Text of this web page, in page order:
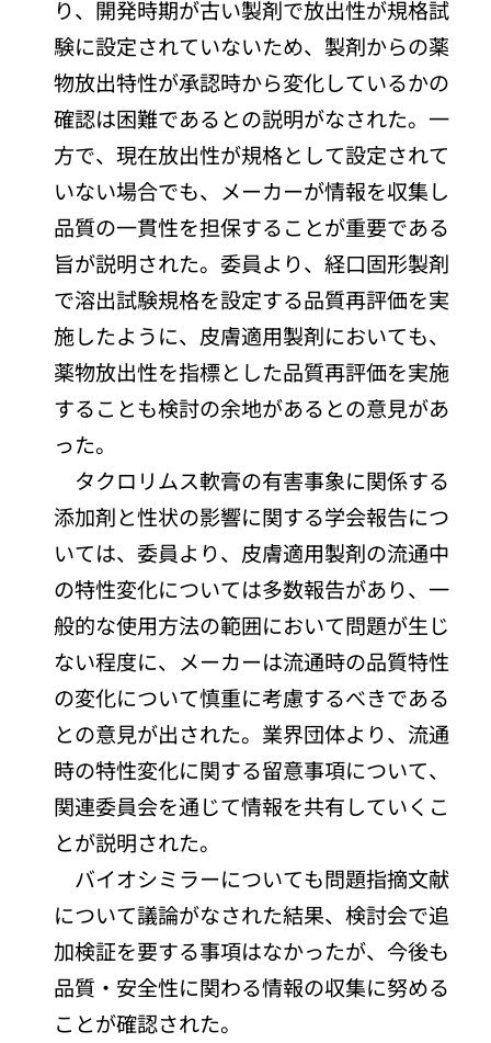
り、開発時期が古い製剤で放出性が規格試
験に設定されていないため、製剤からの薬
物放出特性が承認時から変化しているかの
確認は困難であるとの説明がなされた。一
方で、現在放出性が規格として設定されて
いない場合でも、メーカーが情報を収集し
品質の一貫性を担保することが重要である
旨が説明された。委員より、経口固形製剤
で溶出試験規格を設定する品質再評価を実
施したように、皮膚適用製剤においても、
薬物放出性を指標とした品質再評価を実施
することも検討の余地があるとの意見があ
った。
タクロリムス軟膏の有害事象に関係する
添加剤と性状の影響に関する学会報告につ
いては、委員より、皮膚適用製剤の流通中
の特性変化については多数報告があり、一
般的な使用方法の範囲において問題が生じ
ない程度に、メーカーは流通時の品質特性
の変化について慎重に考慮するべきである
との意見が出された。業界団体より、流通
時の特性変化に関する留意事項について、
関連委員会を通じて情報を共有していくこ
とが説明された。
バイオシミラーについても問題指摘文献
について議論がなされた結果、検討会で追
加検証を要する事項はなかったが、今後も
品質・安全性に関わる情報の収集に努める
ことが確認された。